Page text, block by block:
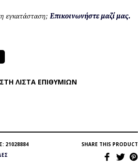
εγκατάσταση; Επικοινωνήστε μαζί μας.
ΛΊΣΤΑ ΕΠΙΘΥΜΙΏΝ
21028884
SHARE THIS PRODUCT